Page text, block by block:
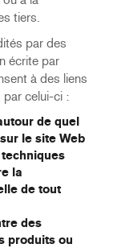
tiers.
par des
écrite par
à des liens
par celui-ci :
de quel
le site Web
techniques
la
de tout
des
produits ou